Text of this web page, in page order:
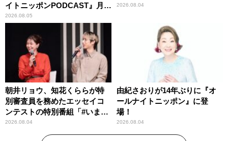
イトニッポンPODCAST』月替
わりパーソナリティ
2026.08.05
2026.08.04
朝井リョウ、知花くららが特
別審査員を務めたエッセイコ
ンテストの特別番組「#いまあ
なたに伝えたいこと」
2026.08.04
由紀さおりが14年ぶりに『オ
ールナイトニッポン』に登
場！
2026.08.04